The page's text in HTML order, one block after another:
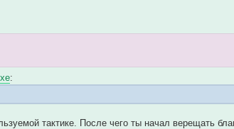
:
тактике. После чего ты начал верещать